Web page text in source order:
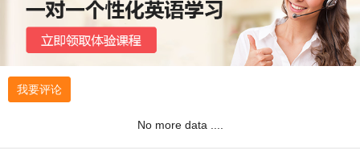
我要评论
No more data ....